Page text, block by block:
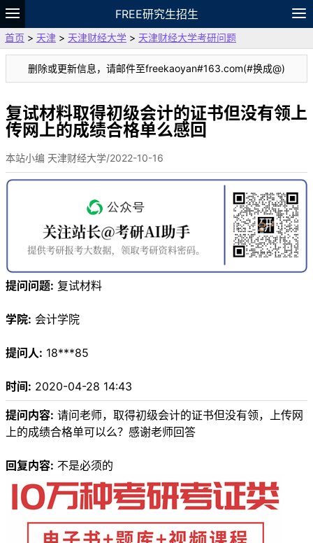
FREE研究生招生
题库
故事 专题 APP 笔记
论坛
VIP
资料
首页 > 天津 > 天津财经大学 > 天津财经大学考研问题
删除或更新信息，请邮件至freekaoyan#163.com(#换成@)
复试材料取得初级会计的证书但没有领上
传网上的成绩合格单么感回
本站小编 天津财经大学/2022-10-16
提问问题: 复试材料
学院: 会计学院
提问人: 18***85
时间: 2020-04-28 14:43
提问内容: 请问老师，取得初级会计的证书但没有领，上传网
上的成绩合格单可以么？感谢老师回答
回复内容: 不是必须的